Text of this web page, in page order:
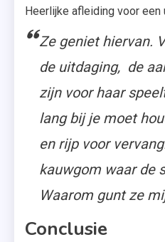
Heerlijke afleiding voor een
Ze geniet hiervan.
de uitdaging, de
zijn voor haar
lang bij je moet
en rijp voor
kauwgom waar de
Waarom gunt ze
Conclusie